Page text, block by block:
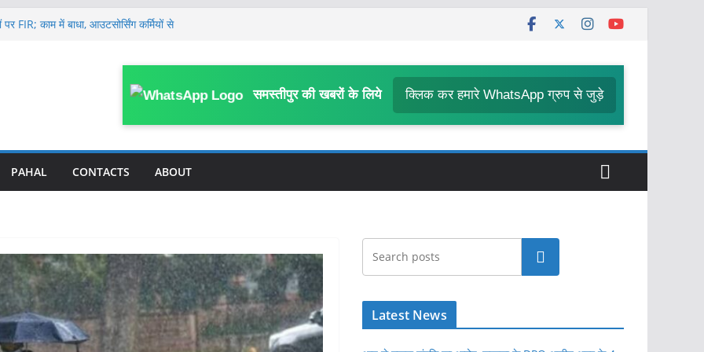
FIR; काम में बाधा, आउटसोर्सिंग कर्मियों से
प्रदेश से पंचायत तक सभी कमेटी भंग, नई
जिला स्तरीय कार्यशाला आयोजित, विभागीय
समस्तीपुर की खबरों के लिये क्लिक कर हमारे WhatsApp ग्रुप से जुड़े
PAHAL CONTACTS ABOUT
खोजें
Latest News